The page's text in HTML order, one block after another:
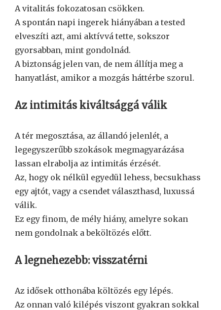
A vitalitás fokozatosan csökken.
A spontán napi ingerek hiányában a tested
elveszíti azt, ami aktívvá tette, sokszor
gyorsabban, mint gondolnád.
A biztonság jelen van, de nem állítja meg a
hanyatlást, amikor a mozgás háttérbe szorul.
Az intimitás kiváltsággá válik
A tér megosztása, az állandó jelenlét, a
legegyszerűbb szokások megmagyarázása
lassan elrabolja az intimitás érzését.
Az, hogy ok nélkül egyedül lehess, becsukhass
egy ajtót, vagy a csendet választhasd, luxussá
válik.
Ez egy finom, de mély hiány, amelyre sokan
nem gondolnak a beköltözés előtt.
A legnehezebb: visszatérni
Az idősek otthonába költözés egy lépés.
Az onnan való kilépés viszont gyakran sokkal